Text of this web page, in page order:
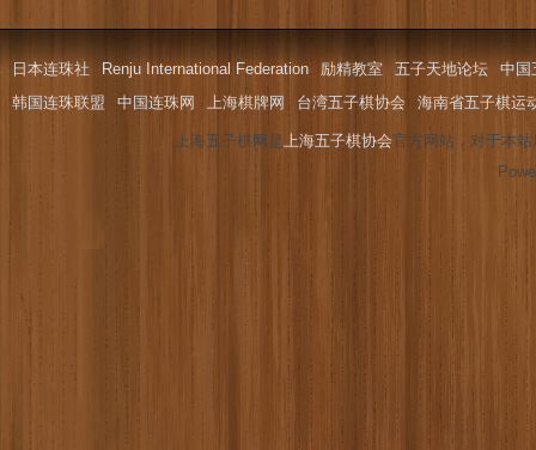
日本连珠社 Renju International Federation 励精教室 五子天地论坛
中国
韩国连珠联盟
中国连珠网 上海棋牌网 台湾五子棋协会 海南省五子棋运
上海五子棋网是上海五子棋协会官方网站，对于本